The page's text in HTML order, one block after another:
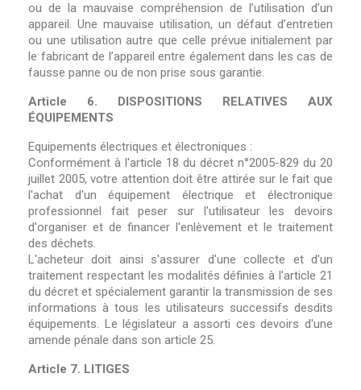
ou de la mauvaise compréhension de l’utilisation d’un
appareil. Une mauvaise utilisation, un défaut d’entretien
ou une utilisation autre que celle prévue initialement par
le fabricant de l’appareil entre également dans les cas de
fausse panne ou de non prise sous garantie.
Article 6. DISPOSITIONS RELATIVES AUX
ÉQUIPEMENTS
Equipements électriques et électroniques :
Conformément à l'article 18 du décret n°2005-829 du 20
juillet 2005, votre attention doit être attirée sur le fait que
l'achat d'un équipement électrique et électronique
professionnel fait peser sur l'utilisateur les devoirs
d'organiser et de financer l'enlèvement et le traitement
des déchets.
L'acheteur doit ainsi s'assurer d'une collecte et d'un
traitement respectant les modalités définies à l'article 21
du décret et spécialement garantir la transmission de ses
informations à tous les utilisateurs successifs desdits
équipements. Le législateur a assorti ces devoirs d'une
amende pénale dans son article 25.
Article 7. LITIGES